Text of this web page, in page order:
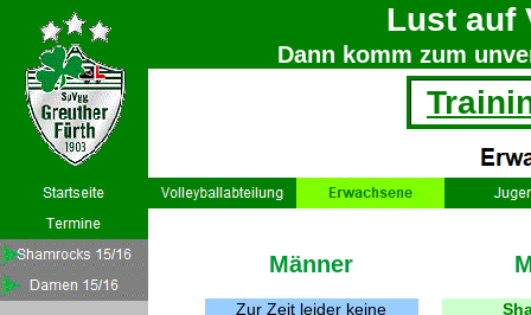
Lust auf
Dann komm zum
Männer
Zur Zeit leider keine